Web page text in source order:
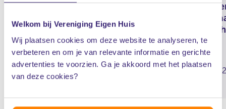
Welkom bij Vereniging Eigen Huis
Wij plaatsen cookies om deze website te analyseren, te
verbeteren en om je van relevante informatie en gerichte
advertenties te voorzien. Ga je akkoord met het plaatsen
van deze cookies?
Meldpunt voor agressieve
verduurzaming
05 augustus 2026
moet
31 juli